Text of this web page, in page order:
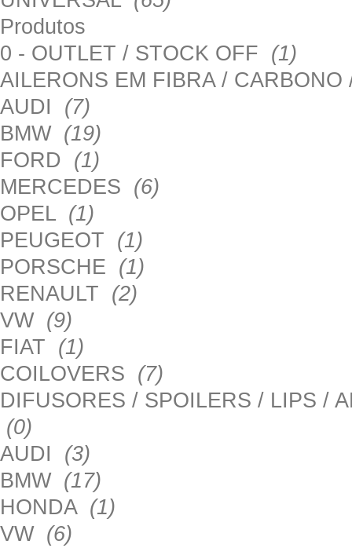
Produtos
0 - OUTLET / STOCK OFF (1)
AILERONS EM FIBRA /
AUDI (7)
BMW (19)
FORD (1)
MERCEDES (6)
OPEL (1)
PEUGEOT (1)
PORSCHE (1)
RENAULT (2)
VW (9)
FIAT (1)
COILOVERS (7)
DIFUSORES / SPOILERS / LIPS /
(0)
AUDI (3)
BMW (17)
HONDA (1)
VW (6)